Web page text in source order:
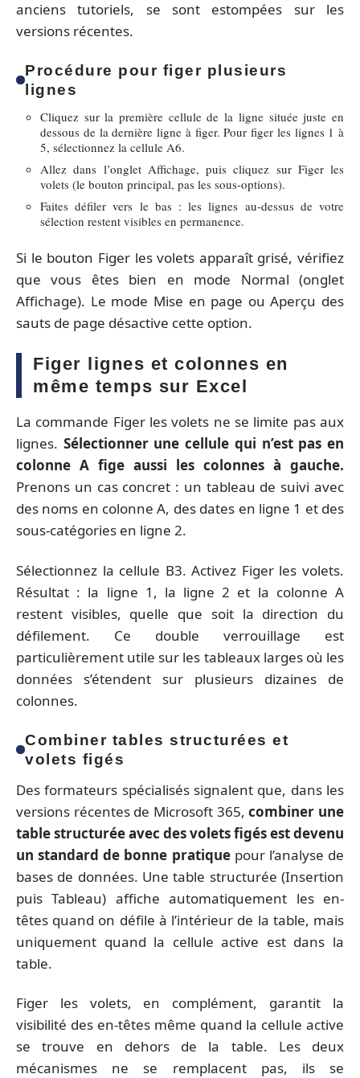
anciens tutoriels, se sont estompées sur les
versions récentes.
Procédure pour figer plusieurs
lignes
Cliquez sur la première cellule de la ligne située juste en
dessous de la dernière ligne à figer. Pour figer les lignes 1 à
5, sélectionnez la cellule A6.
Allez dans l’onglet Affichage, puis cliquez sur Figer les
volets (le bouton principal, pas les sous-options).
Faites défiler vers le bas : les lignes au-dessus de votre
sélection restent visibles en permanence.
Si le bouton Figer les volets apparaît grisé, vérifiez
que vous êtes bien en mode Normal (onglet
Affichage). Le mode Mise en page ou Aperçu des
sauts de page désactive cette option.
Figer lignes et colonnes en
même temps sur Excel
La commande Figer les volets ne se limite pas aux
lignes. Sélectionner une cellule qui n’est pas en
colonne A fige aussi les colonnes à gauche.
Prenons un cas concret : un tableau de suivi avec
des noms en colonne A, des dates en ligne 1 et des
sous-catégories en ligne 2.
Sélectionnez la cellule B3. Activez Figer les volets.
Résultat : la ligne 1, la ligne 2 et la colonne A
restent visibles, quelle que soit la direction du
défilement. Ce double verrouillage est
particulièrement utile sur les tableaux larges où les
données s’étendent sur plusieurs dizaines de
colonnes.
Combiner tables structurées et
volets figés
Des formateurs spécialisés signalent que, dans les
versions récentes de Microsoft 365,combiner une
table structurée avec des volets figés est devenu
un standard de bonne pratiquepour l’analyse de
bases de données. Une table structurée (Insertion
puis Tableau) affiche automatiquement les en-
têtes quand on défile à l’intérieur de la table, mais
uniquement quand la cellule active est dans la
table.
Figer les volets, en complément, garantit la
visibilité des en-têtes même quand la cellule active
se trouve en dehors de la table. Les deux
mécanismes ne se remplacent pas, ils se